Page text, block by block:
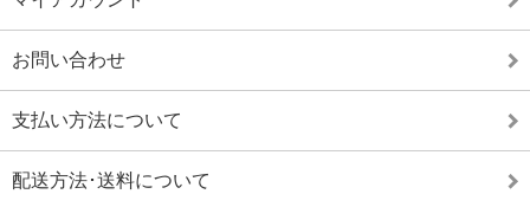
お問い合わせ
支払い方法について
配送方法･送料について